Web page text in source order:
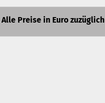
Alle Preise in Euro zuzüglich